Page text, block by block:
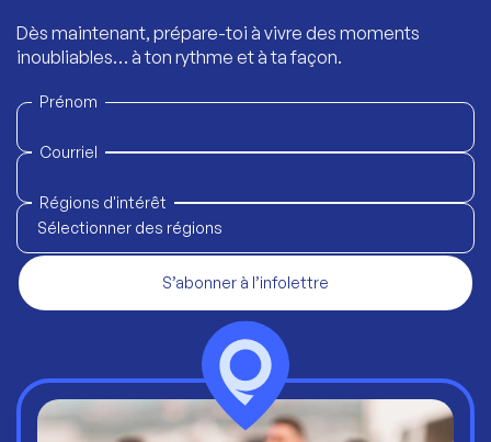
Dès maintenant, prépare-toi à vivre des moments
inoubliables… à ton rythme et à ta façon.
Prénom
Courriel
Régions d'intérêt
Sélectionner des régions
S’abonner à l’infolettre